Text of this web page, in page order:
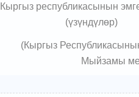
Кыргыз республикасынын
(үзүндүлөр)
(Кыргыз
Мыйзамы